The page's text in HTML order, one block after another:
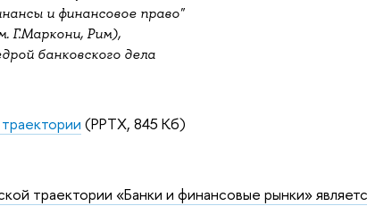
и финансовое право"
Г.Маркони, Рим),
банковского дела
(PPTX, 845 Кб)
траектории «Банки и финансовые рынки»